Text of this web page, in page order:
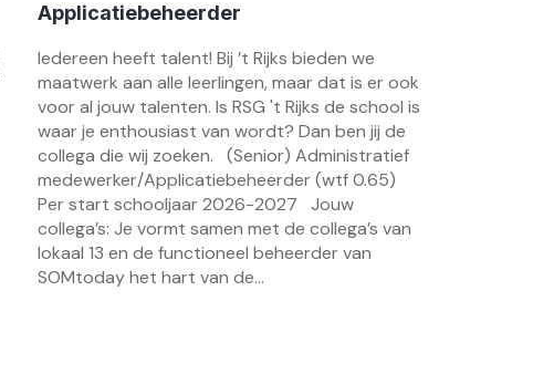
Applicatiebeheerder
Iedereen heeft talent! Bij ’t Rijks bieden we
maatwerk aan alle leerlingen, maar dat is er ook
voor al jouw talenten. Is RSG 't Rijks de school is
waar je enthousiast van wordt? Dan ben jij de
collega die wij zoeken. (Senior) Administratief
medewerker/Applicatiebeheerder (wtf 0.65)
Per start schooljaar 2026-2027 Jouw
collega’s: Je vormt samen met de collega’s van
lokaal 13 en de functioneel beheerder van
SOMtoday het hart van de...